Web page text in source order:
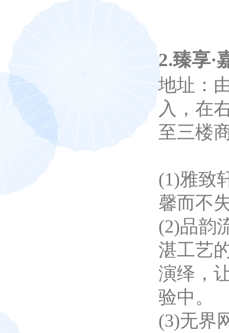
2.臻享·
地址：
入，在
至三楼
(1)雅致
馨而不
(2)品韵
湛工艺
演绎，
验中。
(3)无界